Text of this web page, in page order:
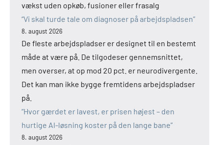
vækst uden opkøb, fusioner eller frasalg
“Vi skal turde tale om diagnoser på arbejdspladsen”
8. august 2026
De fleste arbejdspladser er designet til en bestemt
måde at være på. De tilgodeser gennemsnittet,
men overser, at op mod 20 pct. er neurodivergente.
Det kan man ikke bygge fremtidens arbejdspladser
på.
“Hvor gærdet er lavest, er prisen højest – den
hurtige AI-løsning koster på den lange bane”
8. august 2026